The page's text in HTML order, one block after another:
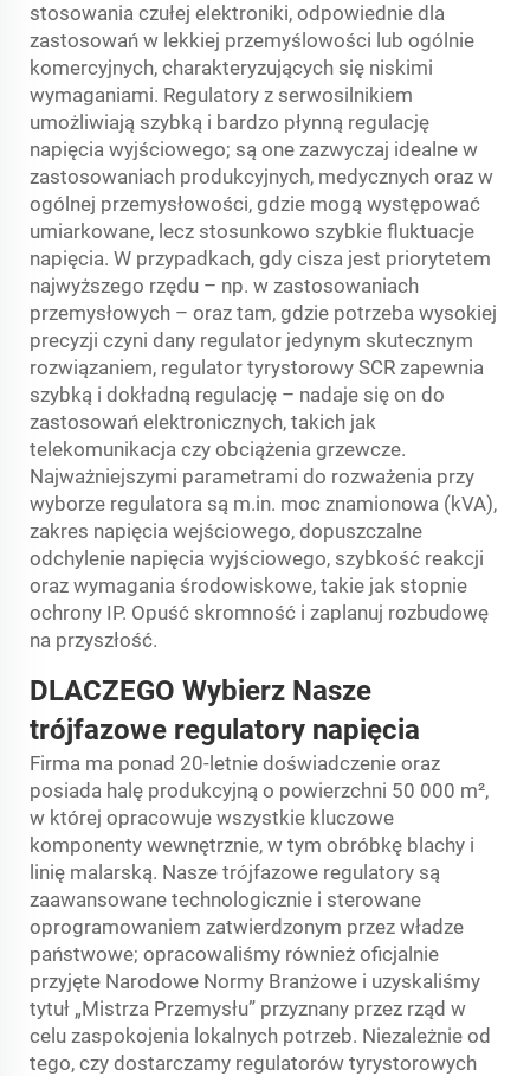
stosowania czułej elektroniki, odpowiednie dla
zastosowań w lekkiej przemyślowości lub ogólnie
komercyjnych, charakteryzujących się niskimi
wymaganiami. Regulatory z serwosilnikiem
umożliwiają szybką i bardzo płynną regulację
napięcia wyjściowego; są one zazwyczaj idealne w
zastosowaniach produkcyjnych, medycznych oraz w
ogólnej przemysłowości, gdzie mogą występować
umiarkowane, lecz stosunkowo szybkie fluktuacje
napięcia. W przypadkach, gdy cisza jest priorytetem
najwyższego rzędu – np. w zastosowaniach
przemysłowych – oraz tam, gdzie potrzeba wysokiej
precyzji czyni dany regulator jedynym skutecznym
rozwiązaniem, regulator tyrystorowy SCR zapewnia
szybką i dokładną regulację – nadaje się on do
zastosowań elektronicznych, takich jak
telekomunikacja czy obciążenia grzewcze.
Najważniejszymi parametrami do rozważenia przy
wyborze regulatora są m.in. moc znamionowa (kVA),
zakres napięcia wejściowego, dopuszczalne
odchylenie napięcia wyjściowego, szybkość reakcji
oraz wymagania środowiskowe, takie jak stopnie
ochrony IP. Opuść skromność i zaplanuj rozbudowę
na przyszłość.
DLACZEGO Wybierz Nasze
trójfazowe regulatory napięcia
Firma ma ponad 20-letnie doświadczenie oraz
posiada halę produkcyjną o powierzchni 50 000 m²,
w której opracowuje wszystkie kluczowe
komponenty wewnętrznie, w tym obróbkę blachy i
linię malarską. Nasze trójfazowe regulatory są
zaawansowane technologicznie i sterowane
oprogramowaniem zatwierdzonym przez władze
państwowe; opracowaliśmy również oficjalnie
przyjęte Narodowe Normy Branżowe i uzyskaliśmy
tytuł „Mistrza Przemysłu” przyznany przez rząd w
celu zaspokojenia lokalnych potrzeb. Niezależnie od
tego, czy dostarczamy regulatorów tyrystorowych